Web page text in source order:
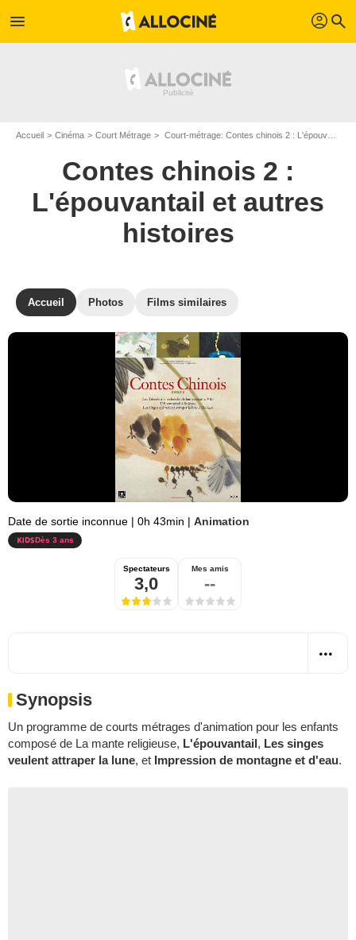
menu profil search
Accueil Cinéma Court Métrage Court-métrage: Contes chinois 2 : L'épouvantail et autres histoires
Contes chinois 2 :
L'épouvantail et autres
histoires
Accueil Photos Films similaires
Date de sortie inconnue | 0h 43min | Animation
Dès 3 ans
Spectateurs
3,0
Mes amis
--
Synopsis
Un programme de courts métrages d'animation pour les enfants
composé de La mante religieuse, L'épouvantail, Les singes
veulent attraper la lune, et Impression de montagne et d'eau.